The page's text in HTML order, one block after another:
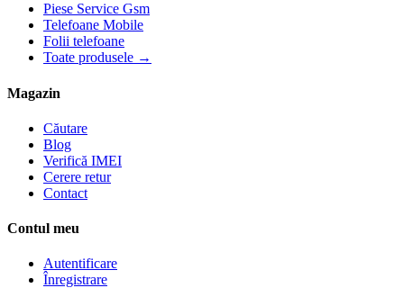
Piese Service Gsm
Telefoane Mobile
Folii telefoane
Toate produsele →
Magazin
Căutare
Blog
Verifică IMEI
Cerere retur
Contact
Contul meu
Autentificare
Înregistrare